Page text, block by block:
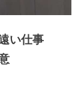
い仕事